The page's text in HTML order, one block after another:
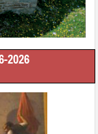
2026